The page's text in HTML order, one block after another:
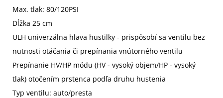
Max. tlak: 80/120PSI
Dĺžka 25 cm
ULH univerzálna hlava hustilky - prispôsobí sa ventilu bez
nutnosti otáčania či prepínania vnútorného ventilu
Prepínanie HV/HP módu (HV - vysoký objem/HP - vysoký
tlak) otočením prstenca podľa druhu hustenia
Typ ventilu: auto/presta